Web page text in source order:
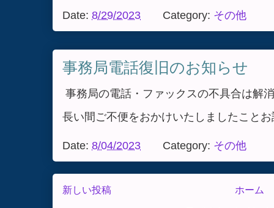
Date: 8/29/2023 Category: その他
事務局電話復旧のお知らせ
事務局の電話・ファックスの不具合は解
長い間ご不便をおかけいたしましたこと
Date: 8/04/2023 Category: その他
新しい投稿 ホーム